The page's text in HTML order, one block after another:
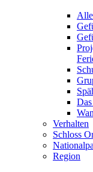
Verhalten
Schloss
Region